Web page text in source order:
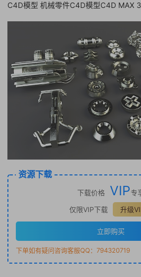
C4D模型 机械零件C4D模型C4D MAX
资源下载
下载价格 VIP专
仅限VIP下载
升级
立即购买
下单如有疑问咨询客服QQ：794320719